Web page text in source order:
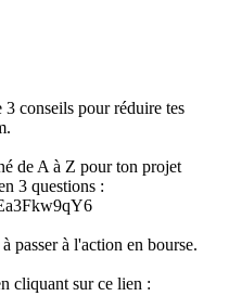
3 conseils pour réduire tes
de A à Z pour ton projet
3 questions :
passer à l'action en bourse.
cliquant sur ce lien :